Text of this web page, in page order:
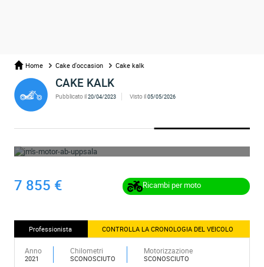
Home Cake d'occasion Cake kalk
CAKE KALK
Pubblicato il20/04/2023 Visto il05/05/2026
7 855 € Ricambi per moto
Professionista CONTROLLA LA CRONOLOGIA DEL VEICOLO
Anno
2021
Chilometri
SCONOSCIUTO
Motorizzazione
SCONOSCIUTO